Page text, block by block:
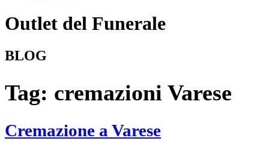
Outlet del Funerale
BLOG
Tag: cremazioni Varese
Cremazione a Varese